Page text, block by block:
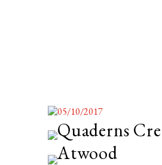
05/10/2017
Quaderns
Atwood